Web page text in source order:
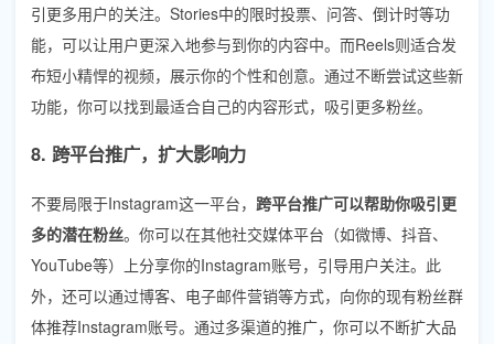
引更多用户的关注。Stories中的限时投票、问答、倒计时等功
能，可以让用户更深入地参与到你的内容中。而Reels则适合发
布短小精悍的视频，展示你的个性和创意。通过不断尝试这些新
功能，你可以找到最适合自己的内容形式，吸引更多粉丝。
8. 跨平台推广，扩大影响力
不要局限于Instagram这一平台， 跨平台推广可以帮助你吸引更
多的潜在粉丝。你可以在其他社交媒体平台（如微博、抖音、
YouTube等）上分享你的Instagram账号，引导用户关注。此
外，还可以通过博客、电子邮件营销等方式，向你的现有粉丝群
体推荐Instagram账号。通过多渠道的推广，你可以不断扩大品